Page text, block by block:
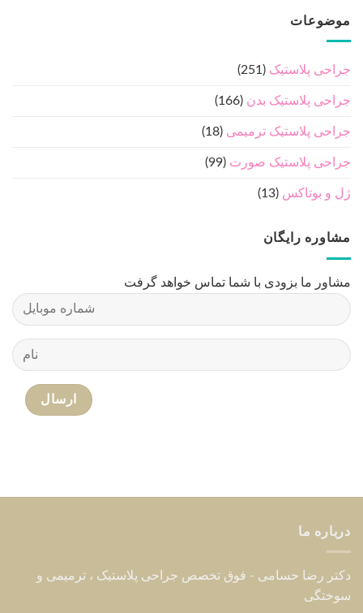
موضوعات
جراحی پلاستیک (251)
جراحی پلاستیک بدن (166)
جراحی پلاستیک ترمیمی (18)
جراحی پلاستیک صورت (99)
ژل و بوتاکس (13)
مشاوره رایگان
مشاور ما بزودی با شما تماس خواهد گرفت
درباره ما
دکتر رضا حسامی - فوق تخصص جراحی پلاستیک ، ترمیمی و
سوختگی